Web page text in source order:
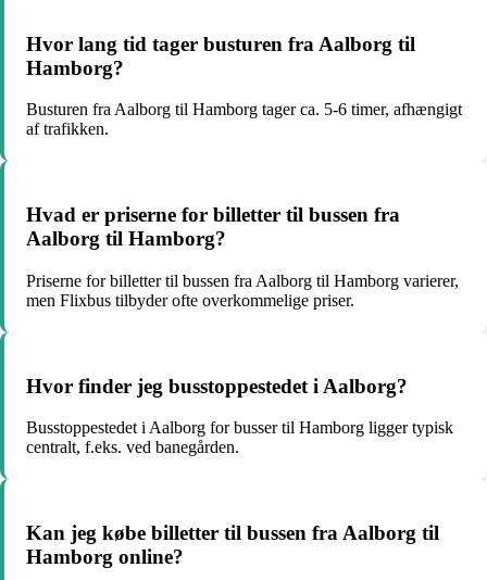
Hvor lang tid tager busturen fra Aalborg til
Hamborg?
Busturen fra Aalborg til Hamborg tager ca. 5-6 timer, afhængigt
af trafikken.
Hvad er priserne for billetter til bussen fra
Aalborg til Hamborg?
Priserne for billetter til bussen fra Aalborg til Hamborg varierer,
men Flixbus tilbyder ofte overkommelige priser.
Hvor finder jeg busstoppestedet i Aalborg?
Busstoppestedet i Aalborg for busser til Hamborg ligger typisk
centralt, f.eks. ved banegården.
Kan jeg købe billetter til bussen fra Aalborg til
Hamborg online?